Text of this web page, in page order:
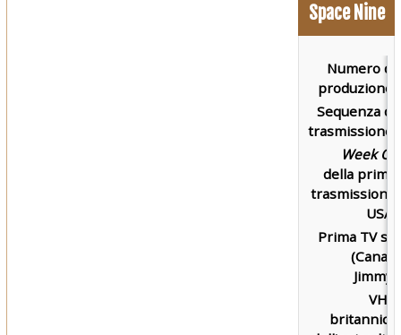
Space Nine
Numero di
produzione:
Sequenza di
trasmissione:
Week Of
della prima
trasmissione
USA:
Prima TV su
(Canal)
Jimmy:
VHS
britannica